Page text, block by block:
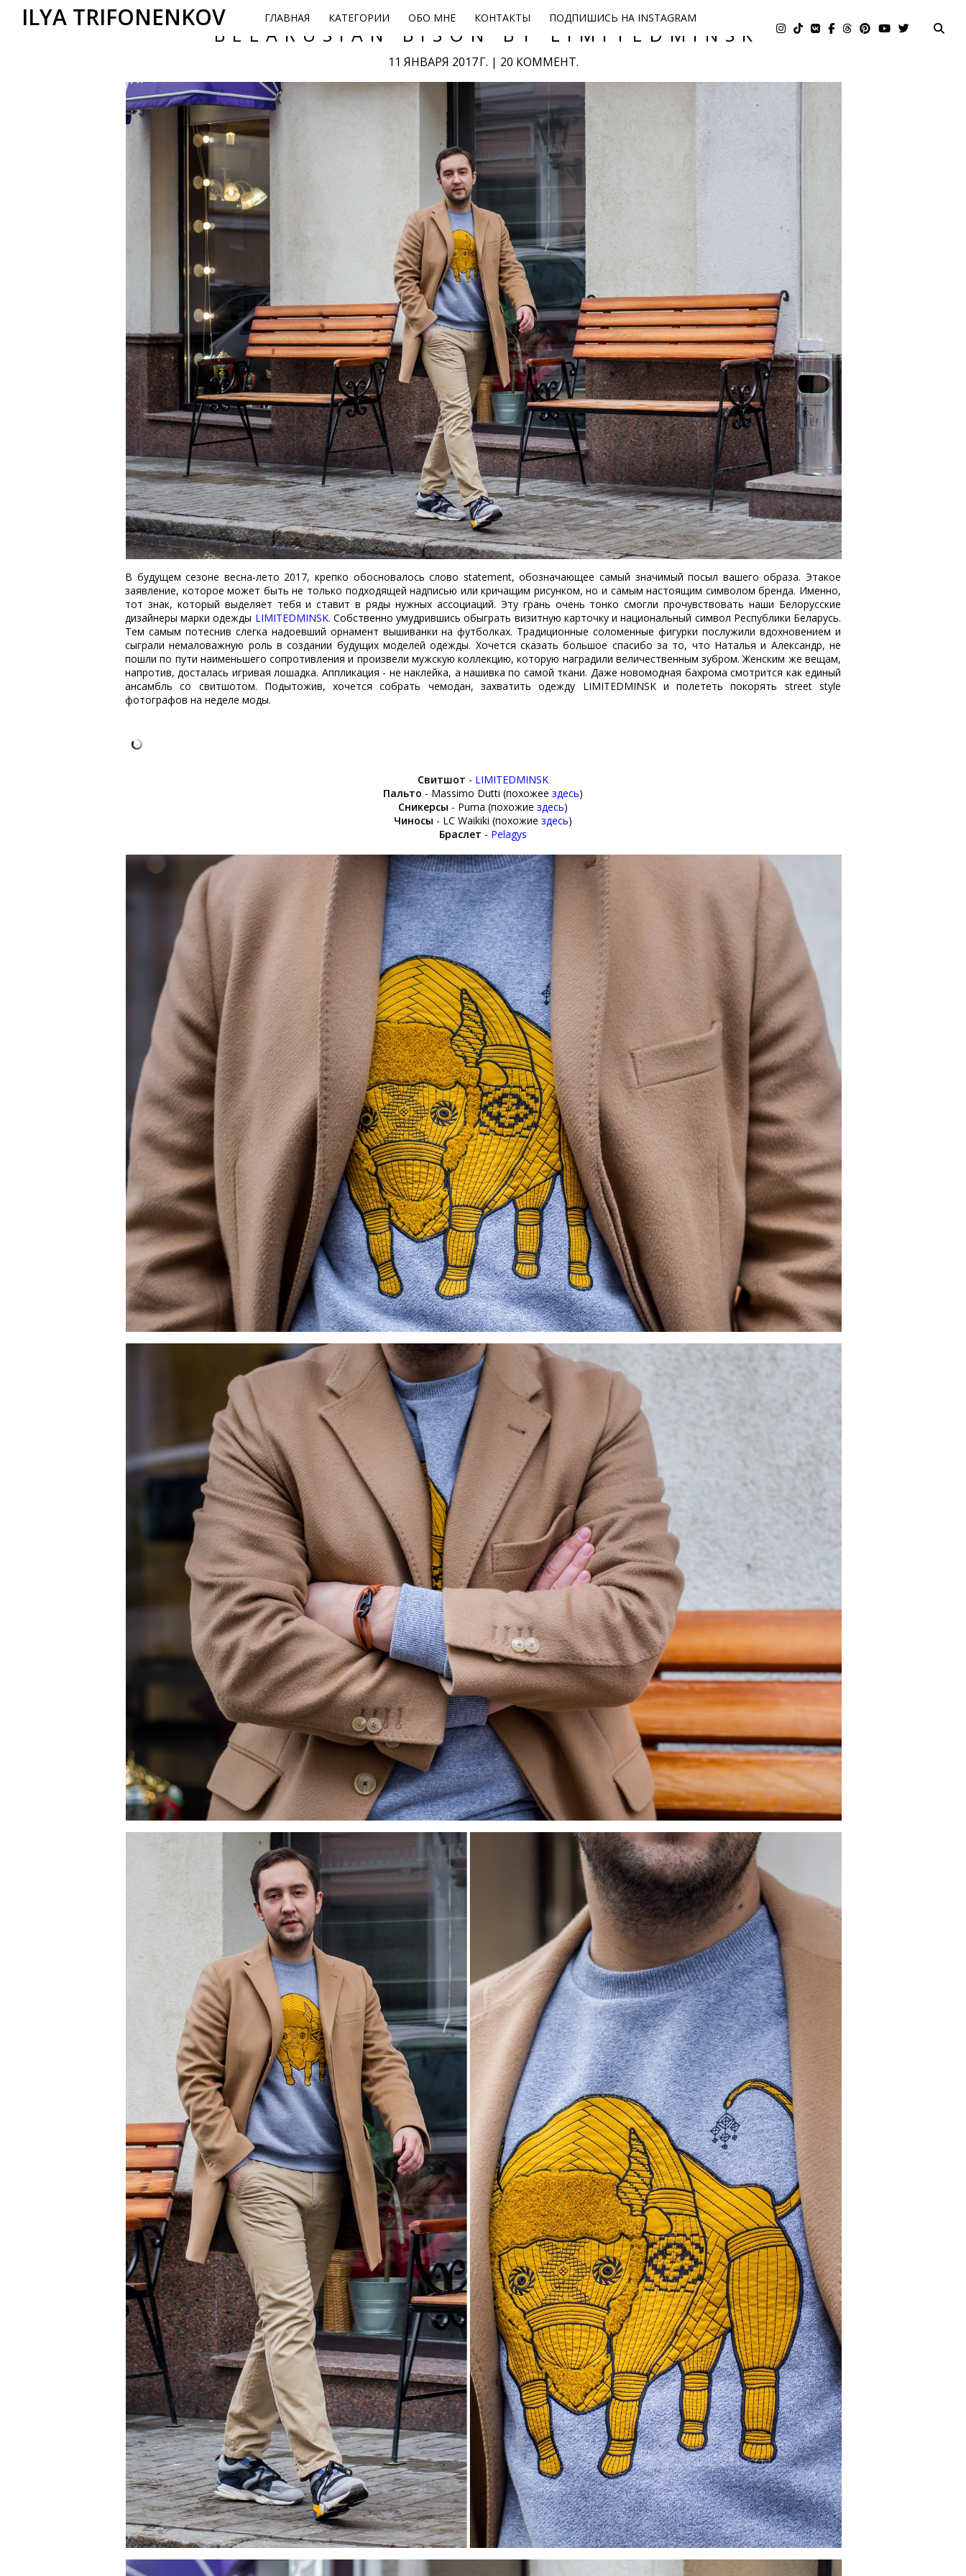
BELARUSIAN BISON BY LIMITEDMINSK
11 ЯНВАРЯ 2017 Г. | 20 КОММЕНТ.
В будущем сезоне весна-лето 2017, крепко обосновалось слово statement, обозначающее самый значимый посыл вашего образа. Этакое
заявление, которое может быть не только подходящей надписью или кричащим рисунком, но и самым настоящим символом бренда. Именно,
тот знак, который выделяет тебя и ставит в ряды нужных ассоциаций. Эту грань очень тонко смогли прочувствовать наши Белорусские
дизайнеры марки одежды LIMITEDMINSK. Собственно умудрившись обыграть визитную карточку и национальный символ Республики Беларусь.
Тем самым потеснив слегка надоевший орнамент вышиванки на футболках. Традиционные соломенные фигурки послужили вдохновением и
сыграли немаловажную роль в создании будущих моделей одежды. Хочется сказать большое спасибо за то, что Наталья и Александр, не
пошли по пути наименьшего сопротивления и произвели мужскую коллекцию, которую наградили величественным зубром. Женским же вещам,
напротив, досталась игривая лошадка. Аппликация - не наклейка, а нашивка по самой ткани. Даже новомодная бахрома смотрится как единый
ансамбль со свитшотом. Подытожив, хочется собрать чемодан, захватить одежду LIMITEDMINSK и полететь покорять street style
фотографов на неделе моды.
Свитшот - LIMITEDMINSK
Пальто - Massimo Dutti (похожее здесь)
Сникерсы - Puma (похожие здесь)
Чиносы - LC Waikiki (похожие здесь)
Браслет - Pelagys
ILYA TRIFONENKOV ГЛАВНАЯ КАТЕГОРИИ ОБО МНЕ КОНТАКТЫ ПОДПИШИСЬ НА INSTAGRAM